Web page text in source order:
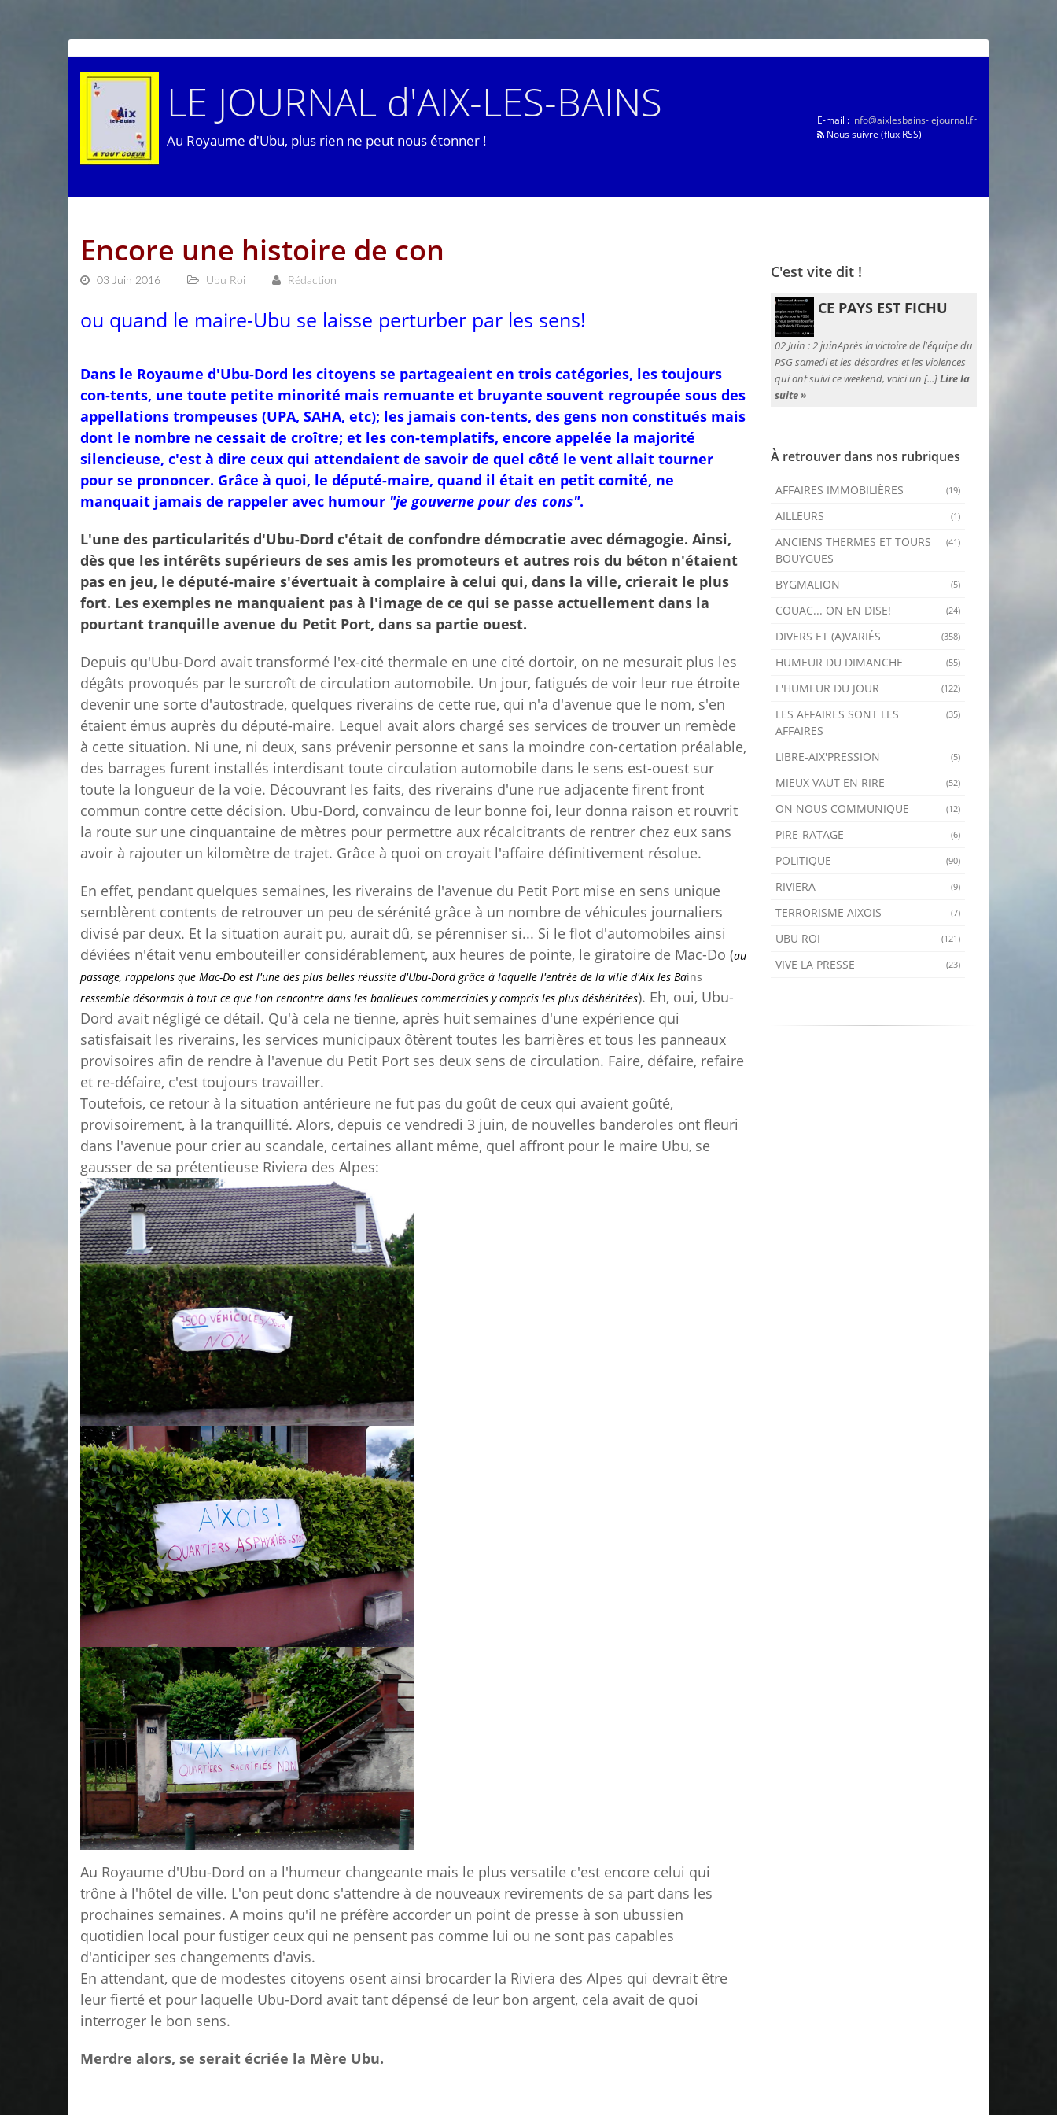
LE JOURNAL d'AIX-LES-BAINS
Au Royaume d'Ubu, plus rien ne peut nous étonner !
E-mail : info@aixlesbains-lejournal.fr
Nous suivre (flux RSS)
Encore une histoire de con
03 Juin 2016 Ubu Roi Rédaction
ou quand le maire-Ubu se laisse perturber par les sens!
Dans le Royaume d'Ubu-Dord les citoyens se partageaient en trois catégories, les toujours
con-tents, une toute petite minorité mais remuante et bruyante souvent regroupée sous des
appellations trompeuses (UPA, SAHA, etc); les jamais con-tents, des gens non constitués mais
dont le nombre ne cessait de croître; et les con-templatifs, encore appelée la majorité
silencieuse, c'est à dire ceux qui attendaient de savoir de quel côté le vent allait tourner
pour se prononcer. Grâce à quoi, le député-maire, quand il était en petit comité, ne
manquait jamais de rappeler avec humour "je gouverne pour des cons".
L'une des particularités d'Ubu-Dord c'était de confondre démocratie avec démagogie. Ainsi,
dès que les intérêts supérieurs de ses amis les promoteurs et autres rois du béton n'étaient
pas en jeu, le député-maire s'évertuait à complaire à celui qui, dans la ville, crierait le plus
fort. Les exemples ne manquaient pas à l'image de ce qui se passe actuellement dans la
pourtant tranquille avenue du Petit Port, dans sa partie ouest.
Depuis qu'Ubu-Dord avait transformé l'ex-cité thermale en une cité dortoir, on ne mesurait plus les
dégâts provoqués par le surcroît de circulation automobile. Un jour, fatigués de voir leur rue étroite
devenir une sorte d'autostrade, quelques riverains de cette rue, qui n'a d'avenue que le nom, s'en
étaient émus auprès du député-maire. Lequel avait alors chargé ses services de trouver un remède
à cette situation. Ni une, ni deux, sans prévenir personne et sans la moindre con-certation préalable,
des barrages furent installés interdisant toute circulation automobile dans le sens est-ouest sur
toute la longueur de la voie. Découvrant les faits, des riverains d'une rue adjacente firent front
commun contre cette décision. Ubu-Dord, convaincu de leur bonne foi, leur donna raison et rouvrit
la route sur une cinquantaine de mètres pour permettre aux récalcitrants de rentrer chez eux sans
avoir à rajouter un kilomètre de trajet. Grâce à quoi on croyait l'affaire définitivement résolue.
En effet, pendant quelques semaines, les riverains de l'avenue du Petit Port mise en sens unique
semblèrent contents de retrouver un peu de sérénité grâce à un nombre de véhicules journaliers
divisé par deux. Et la situation aurait pu, aurait dû, se pérenniser si... Si le flot d'automobiles ainsi
déviées n'était venu embouteiller considérablement, aux heures de pointe, le giratoire de Mac-Do (au
passage, rappelons que Mac-Do est l'une des plus belles réussite d'Ubu-Dord grâce à laquelle l'entrée de la ville d'Aix les Bains
ressemble désormais à tout ce que l'on rencontre dans les banlieues commerciales y compris les plus déshéritées). Eh, oui, Ubu-
Dord avait négligé ce détail. Qu'à cela ne tienne, après huit semaines d'une expérience qui
satisfaisait les riverains, les services municipaux ôtèrent toutes les barrières et tous les panneaux
provisoires afin de rendre à l'avenue du Petit Port ses deux sens de circulation. Faire, défaire, refaire
et re-défaire, c'est toujours travailler.
Toutefois, ce retour à la situation antérieure ne fut pas du goût de ceux qui avaient goûté,
provisoirement, à la tranquillité. Alors, depuis ce vendredi 3 juin, de nouvelles banderoles ont fleuri
dans l'avenue pour crier au scandale, certaines allant même, quel affront pour le maire Ubu, se
gausser de sa prétentieuse Riviera des Alpes:
Au Royaume d'Ubu-Dord on a l'humeur changeante mais le plus versatile c'est encore celui qui
trône à l'hôtel de ville. L'on peut donc s'attendre à de nouveaux revirements de sa part dans les
prochaines semaines. A moins qu'il ne préfère accorder un point de presse à son ubussien
quotidien local pour fustiger ceux qui ne pensent pas comme lui ou ne sont pas capables
d'anticiper ses changements d'avis.
En attendant, que de modestes citoyens osent ainsi brocarder la Riviera des Alpes qui devrait être
leur fierté et pour laquelle Ubu-Dord avait tant dépensé de leur bon argent, cela avait de quoi
interroger le bon sens.
Merdre alors, se serait écriée la Mère Ubu.
C'est vite dit !
CE PAYS EST FICHU
02 Juin :2 juinAprès la victoire de l'équipe du
PSG samedi et les désordres et les violences
qui ont suivi ce weekend, voici un [...]Lire la
suite »
À retrouver dans nos rubriques
(19)
AFFAIRES IMMOBILIÈRES
(1)
AILLEURS
(41)
ANCIENS THERMES ET TOURS
BOUYGUES
(5)
BYGMALION
(24)
COUAC... ON EN DISE!
(358)
DIVERS ET (A)VARIÉS
(55)
HUMEUR DU DIMANCHE
(122)
L'HUMEUR DU JOUR
(35)
LES AFFAIRES SONT LES
AFFAIRES
(5)
LIBRE-AIX'PRESSION
(52)
MIEUX VAUT EN RIRE
(12)
ON NOUS COMMUNIQUE
(6)
PIRE-RATAGE
(90)
POLITIQUE
(9)
RIVIERA
(7)
TERRORISME AIXOIS
(121)
UBU ROI
(23)
VIVE LA PRESSE